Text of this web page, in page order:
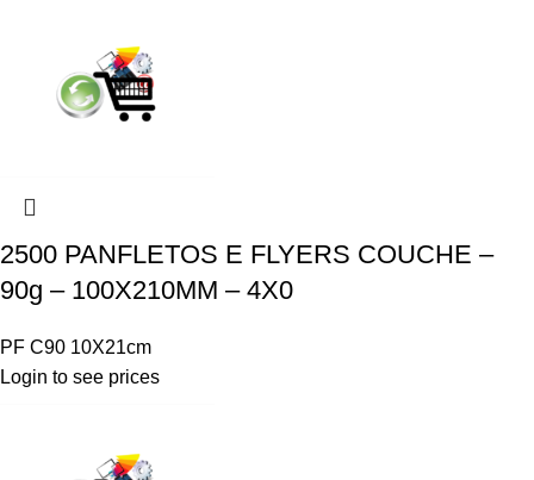
2500 PANFLETOS E FLYERS COUCHE –
90g – 100X210MM – 4X0
PF C90 10X21cm
Login to see prices